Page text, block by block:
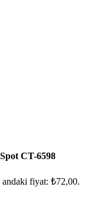
CT-6598
andaki fiyat: ₺72,00.